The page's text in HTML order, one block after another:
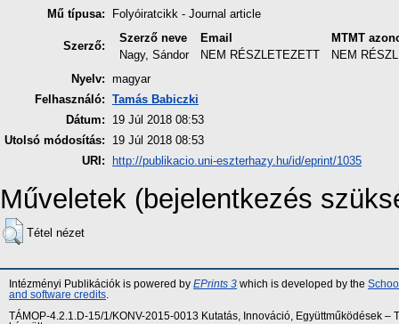
Mű típusa: Folyóiratcikk - Journal article
Szerző:
Szerző neve Email
MTMT
Nagy, Sándor
NEM RÉSZLETEZETT
NEM
Nyelv: magyar
Felhasználó: Tamás Babiczki
Dátum:
19 Júl 2018 08:53
Utolsó módosítás:
19 Júl 2018 08:53
URI:
http://publikacio.uni-eszterhazy.hu/id/eprint/1035
Műveletek (bejelentkezés
Tétel nézet
Intézményi Publikációk is powered by EPrints 3 which is developed by the
and software credits
TÁMOP-4.2.1.D-15/1/KONV-2015-0013 Kutatás, Innováció, Együttműködések